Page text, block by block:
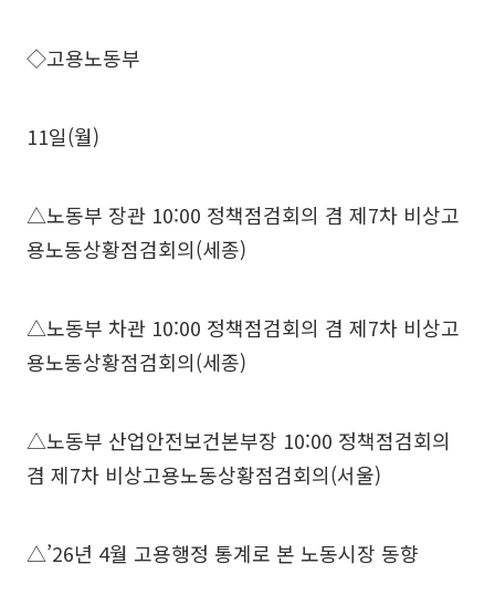
◇고용노동부
11일(월)
△노동부 장관 10:00 정책점검회의 겸 제7차 비상고
용노동상황점검회의(세종)
△노동부 차관 10:00 정책점검회의 겸 제7차 비상고
용노동상황점검회의(세종)
△노동부 산업안전보건본부장 10:00 정책점검회의
겸 제7차 비상고용노동상황점검회의(서울)
△’26년 4월 고용행정 통계로 본 노동시장 동향